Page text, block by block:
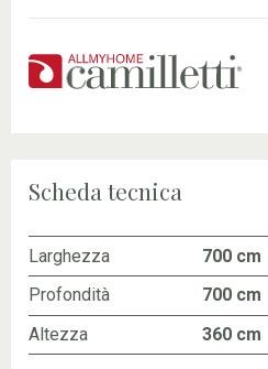
Scheda tecnica
Larghezza
700 cm
Profondità
700 cm
Altezza
360 cm